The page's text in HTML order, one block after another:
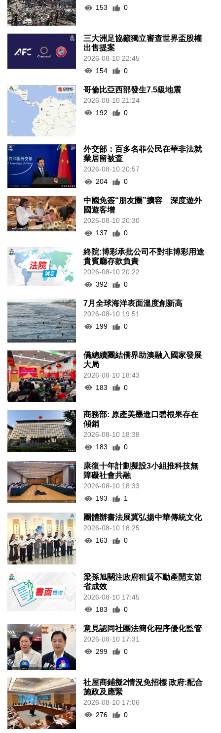
153
0
三大洲足協籲獨立審查世界盃股權
出售提案
2026-08-10 22:45
154
0
哥倫比亞西部發生7.5級地震
2026-08-10 21:24
192
0
外交部：百多名菲公民在華非法就
業居留被查
2026-08-10 20:57
204
0
中國免簽“朋友圈”擴容 深度遊外
國遊客增
2026-08-10 20:30
137
0
終院:博彩承批公司不對非博彩用途
貴賓廳存款負責
2026-08-10 20:22
392
0
7月全球海洋表面溫度創新高
2026-08-10 19:51
199
0
僑總續團結僑界助澳融入國家發展
大局
2026-08-10 18:43
183
0
商務部: 原產美墨進口碧根果存在
傾銷
2026-08-10 18:38
183
0
康復十年計劃擬設3小組推科技無
障礙社會共融
2026-08-10 18:33
193
1
團體辦書法展冀弘揚中華傳統文化
2026-08-10 18:25
163
0
梁孫旭關注政府租賃不動產開支節
省成效
2026-08-10 17:45
183
0
意見認同社團法簡化程序優化監管
2026-08-10 17:31
299
0
社屋商鋪擬2情況免招標 政府:配合
施政及應緊
2026-08-10 17:06
276
0